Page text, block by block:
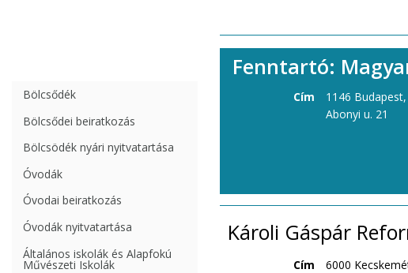
Bölcsődék
Bölcsődei beiratkozás
Bölcsödék nyári nyitvatartása
Óvodák
Óvodai beiratkozás
Óvodák nyitvatartása
Általános iskolák és Alapfokú
Művészeti Iskolák
Fenntartó:
Cím
1146 Budapest,
Abonyi u. 21
Károli Gáspár
Cím
6000